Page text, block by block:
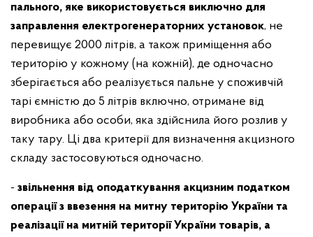
пального, яке використовується виключно для
заправлення електрогенераторних установок, не
перевищує 2000 літрів, а також приміщення або
територію у кожному (на кожній), де одночасно
зберігається або реалізується пальне у споживчій
тарі ємністю до 5 літрів включно, отримане від
виробника або особи, яка здійснила його розлив у
таку тару. Ці два критерії для визначення акцизного
складу застосовуються одночасно.
- звільнення від оподаткування акцизним податком
операції з ввезення на митну територію України та
реалізації на митній території України товарів, а